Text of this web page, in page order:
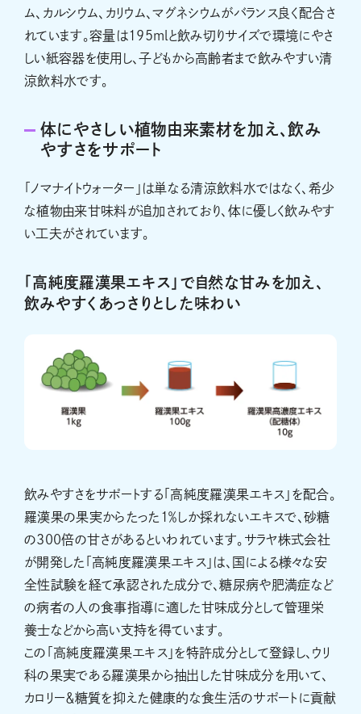
ム、カルシウム、カリウム、マグネシウムがバランス良く配合さ
れています。容量は195mlと飲み切りサイズで環境にやさ
しい紙容器を使用し、子どもから高齢者まで飲みやすい清
涼飲料水です。
体にやさしい植物由来素材を加え、飲み
やすさをサポート
「ノマナイトウォーター」は単なる清涼飲料水ではなく、希少
な植物由来甘味料が追加されており、体に優しく飲みやす
い工夫がされています。
「高純度羅漢果エキス」で自然な甘みを加え、
飲みやすくあっさりとした味わい
飲みやすさをサポートする「高純度羅漢果エキス」を配合。
羅漢果の果実からたった1％しか採れないエキスで、砂糖
の300倍の甘さがあるといわれています。サラヤ株式会社
が開発した「高純度羅漢果エキス」は、国による様々な安
全性試験を経て承認された成分で、糖尿病や肥満症など
の病者の人の食事指導に適した甘味成分として管理栄
養士などから高い支持を得ています。
この「高純度羅漢果エキス」を特許成分として登録し、ウリ
科の果実である羅漢果から抽出した甘味成分を用いて、
カロリー＆糖質を抑えた健康的な食生活のサポートに貢献